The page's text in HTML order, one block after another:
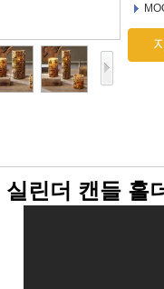
린더 캔들 홀